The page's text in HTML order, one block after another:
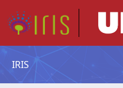
IRIS